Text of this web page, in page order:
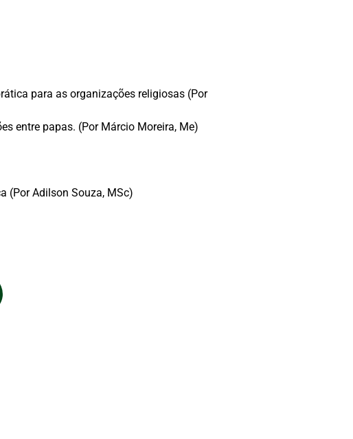
para as organizações religiosas (Por
entre papas. (Por Márcio Moreira, Me)
(Por Adilson Souza, MSc)